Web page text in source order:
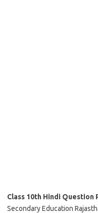
Class 10th Hindi Question
Secondary Education